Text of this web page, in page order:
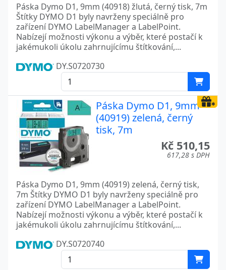
Páska Dymo D1, 9mm (40918) žlutá, černý tisk, 7m
Štítky DYMO D1 byly navrženy speciálně pro
zařízení DYMO LabelManager a LabelPoint.
Nabízejí možnosti výkonu a výběr, které postačí k
jakémukoli úkolu zahrnujícímu štítkování,...
DY.S0720730
Páska Dymo D1, 9mm
(40919) zelená, černý
tisk, 7m
Kč 510,15
617,28 s DPH
Páska Dymo D1, 9mm (40919) zelená, černý tisk,
7m Štítky DYMO D1 byly navrženy speciálně pro
zařízení DYMO LabelManager a LabelPoint.
Nabízejí možnosti výkonu a výběr, které postačí k
jakémukoli úkolu zahrnujícímu štítkování,...
DY.S0720740